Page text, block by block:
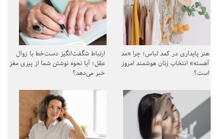
هنر پایداری در کمد لباس؛ چرا «مد
آهسته» انتخاب زنان هوشمند امروز
است؟
ارتباط شگفت‌انگیز دست‌خط با زوال
عقل؛ آیا نحوه نوشتن شما از پیری مغز
خبر می‌دهد؟